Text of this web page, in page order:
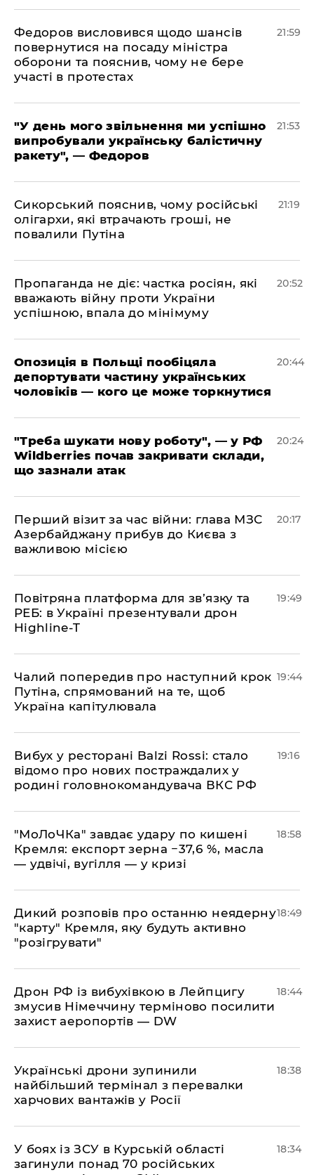
​Федоров висловився щодо шансів
повернутися на посаду міністра
оборони та пояснив, чому не бере
участі в протестах
21:59
​"У день мого звільнення ми успішно
випробували українську балістичну
ракету", — Федоров
21:53
​Сикорський пояснив, чому російські
олігархи, які втрачають гроші, не
повалили Путіна
21:19
​Пропаганда не діє: частка росіян, які
вважають війну проти України
успішною, впала до мінімуму
20:52
​Опозиція в Польщі пообіцяла
депортувати частину українських
чоловіків — кого це може торкнутися
20:44
​"Треба шукати нову роботу", — у РФ
Wildberries почав закривати склади,
що зазнали атак
20:24
​Перший візит за час війни: глава МЗС
Азербайджану прибув до Києва з
важливою місією
20:17
​Повітряна платформа для зв’язку та
РЕБ: в Україні презентували дрон
Highline-T
19:49
​Чалий попередив про наступний крок
Путіна, спрямований на те, щоб
Україна капітулювала
19:44
​Вибух у ресторані Balzi Rossi: стало
відомо про нових постраждалих у
родині головнокомандувача ВКС РФ
19:16
​"МоЛоЧКа" завдає удару по кишені
Кремля: експорт зерна −37,6 %, масла
— удвічі, вугілля — у кризі
18:58
​Дикий розповів про останню неядерну
"карту" Кремля, яку будуть активно
"розігрувати"
18:49
​Дрон РФ із вибухівкою в Лейпцигу
змусив Німеччину терміново посилити
захист аеропортів — DW
18:44
​Українські дрони зупинили
найбільший термінал з перевалки
харчових вантажів у Росії
18:38
​У боях із ЗСУ в Курській області
загинули понад 70 російських
18:34